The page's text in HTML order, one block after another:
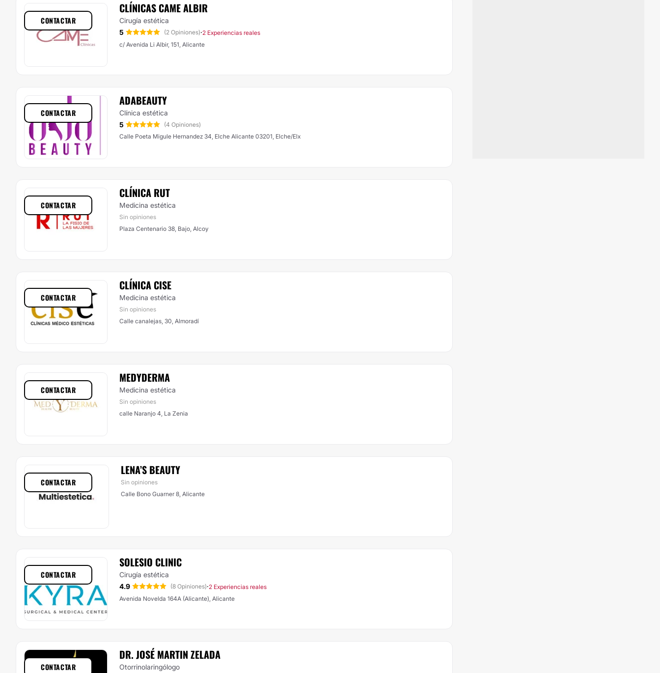
CLÍNICAS CAME ALBIR
Cirugía estética
5
(2 Opiniones)·2 Experiencias reales
c/ Avenida Li Albir, 151, Alicante
CONTACTAR
ADABEAUTY
Clínica estética
5
(4 Opiniones)
Calle Poeta Migule Hernandez 34, Elche Alicante 03201, Elche/Elx
CONTACTAR
CLÍNICA RUT
Medicina estética
Sin opiniones
Plaza Centenario 38, Bajo, Alcoy
CONTACTAR
CLÍNICA CISE
Medicina estética
Sin opiniones
Calle canalejas, 30, Almoradí
CONTACTAR
MEDYDERMA
Medicina estética
Sin opiniones
calle Naranjo 4, La Zenia
CONTACTAR
LENA’S BEAUTY
Sin opiniones
Calle Bono Guarner 8, Alicante
CONTACTAR
SOLESIO CLINIC
Cirugía estética
4.9
(8 Opiniones)·2 Experiencias reales
Avenida Novelda 164A (Alicante), Alicante
CONTACTAR
DR. JOSÉ MARTIN ZELADA
Otorrinolaringólogo
CONTACTAR